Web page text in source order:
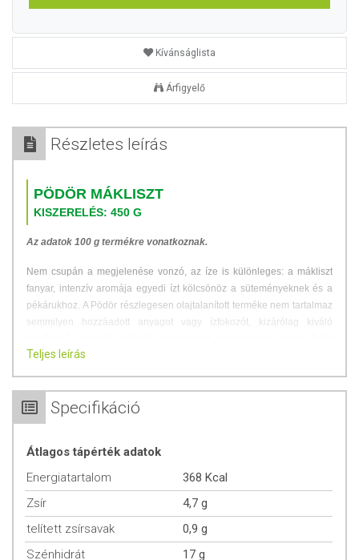
Kívánságlista
Árfigyelő
Részletes leírás
PÖDÖR MÁKLISZT
KISZERELÉS: 450 G
Az adatok 100 g termékre vonatkoznak.
Nem csupán a megjelenése vonzó, az íze is különleges: a mákliszt
fanyar, intenzív aromája egyedi ízt kölcsönöz a süteményeknek és a
pékárukhoz. A Pödör részlegesen olajtalanított terméke nem tartalmaz
semmilyen hozzáadott anyagot vagy ízfokozót, kizárólag kiváló
mákot tartalmaz.
előnye az alacsony szénhidráttartalom és a magas
rosttartalom.Próbálja ki Ön is, és gazdagítsa mindennapi étrendjét a
prémium minőségű mákliszttel!
FELHASZNÁLÁSI JAVASLATOK
Használható a hagyományos liszt részleges helyettesítésére (10-
20%), hozzáadható müzlihez, joghurthoz, turmixokhoz. Különösen jól
passzol édes süteményekhez.
Teljes leírás
Specifikáció
Átlagos tápérték adatok
Energiatartalom
368 Kcal
Zsír
4,7 g
telített zsírsavak
0,9 g
Szénhidrát
17 g